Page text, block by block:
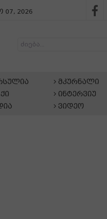
07, 2026
მკურნალი
ინტერვიუ
ვიდეო